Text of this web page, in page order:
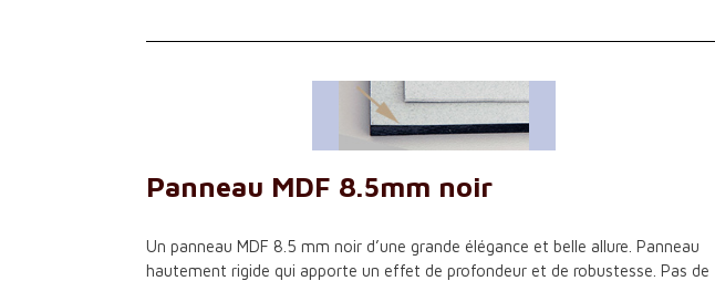
Panneau MDF 8.5mm noir
Un panneau MDF 8.5 mm noir d’une grande élégance et belle allure. Panneau
hautement rigide qui apporte un effet de profondeur et de robustesse. Pas de